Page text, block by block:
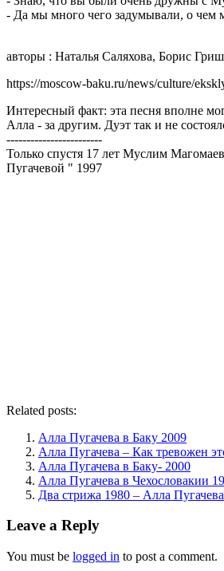
- Да мы много чего задумывали, о чем
авторы : Наталья Саляхова, Борис
https://moscow-baku.ru/news/culture/
Интересный факт: эта песня вполне
Алла - за другим. Дуэт так и не
------------------------
Только спустя 17 лет Муслим
Пугачевой " 1997
Related posts:
Алла Пугачева в Баку 2009
Алла Пугачева – Как тревожен
Алла Пугачева в Баку- 2000
Алла Пугачева в Чехословакии
Два стрижа 1980 – Алла Пугачева
Leave a Reply
You must be logged in to post a comment.